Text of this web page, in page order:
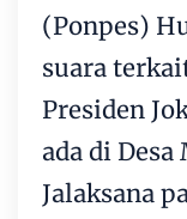
(Ponpes)
suara
Presiden
ada di
Jalaksana